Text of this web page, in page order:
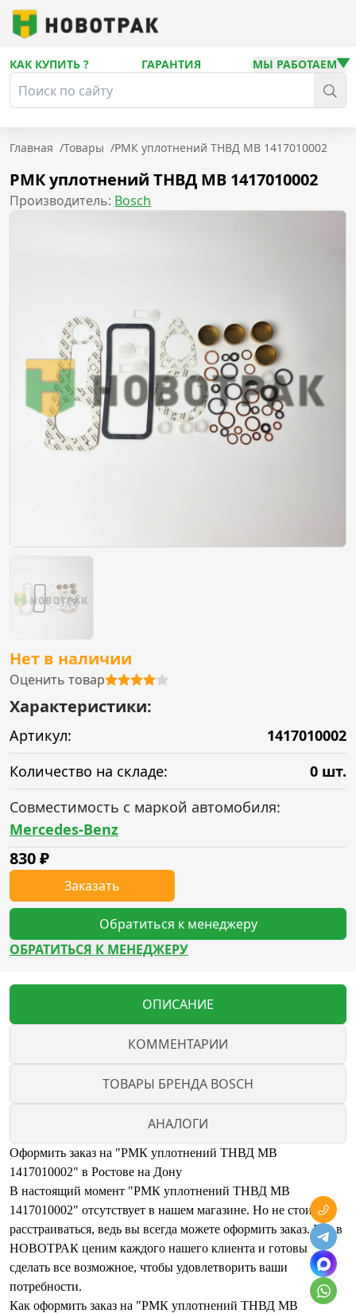
КАК КУПИТЬ ? ГАРАНТИЯ МЫ РАБОТАЕМ
Главная /Товары /РМК уплотнений ТНВД MB 1417010002
РМК уплотнений ТНВД MB 1417010002
Производитель: Bosch
Нет в наличии
Оценить товар
Характеристики:
Артикул:
1417010002
Количество на складе:
0 шт.
Совместимость с маркой автомобиля:
Mercedes-Benz
830₽
Заказать
Обратиться к менеджеру
ОБРАТИТЬСЯ К МЕНЕДЖЕРУ
ОПИСАНИЕ
КОММЕНТАРИИ
ТОВАРЫ БРЕНДА BOSCH
АНАЛОГИ
Оформить заказ на "РМК уплотнений ТНВД MB
1417010002" в Ростове на Дону
В настоящий момент "РМК уплотнений ТНВД MB
1417010002" отсутствует в нашем магазине. Но не стоит
расстраиваться, ведь вы всегда можете оформить заказ. Мы в
НОВОТРАК ценим каждого нашего клиента и готовы
сделать все возможное, чтобы удовлетворить ваши
потребности.
Как оформить заказ на "РМК уплотнений ТНВД MB